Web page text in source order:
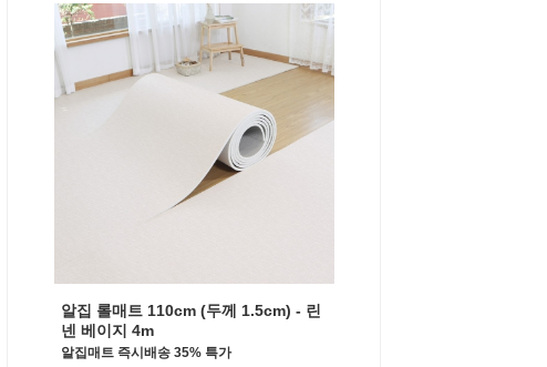
알집 롤매트 110cm (두께 1.5cm) - 린
넨 베이지 4m
알집매트 즉시배송 35% 특가